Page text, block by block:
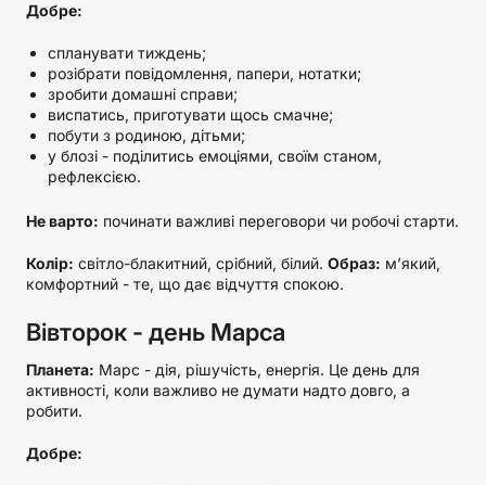
Добре:
спланувати тиждень;
розібрати повідомлення, папери, нотатки;
зробити домашні справи;
виспатись, приготувати щось смачне;
побути з родиною, дітьми;
у блозі - поділитись емоціями, своїм станом,
рефлексією.
Не варто: починати важливі переговори чи робочі старти.
Колір: світло-блакитний, срібний, білий. Образ: м’який,
комфортний - те, що дає відчуття спокою.
Вівторок - день Марса
Планета: Марс - дія, рішучість, енергія. Це день для
активності, коли важливо не думати надто довго, а
робити.
Добре: